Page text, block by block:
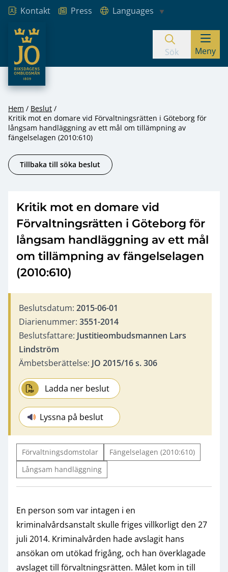
Hoppa till innehåll
Kontakt Press
Languages
JO – Riksdagens Ombudsmän
Sök Meny
Hem
Beslut
Kritik mot en domare vid Förvaltningsrätten i Göteborg för
långsam handläggning av ett mål om tillämpning av
fängelselagen (2010:610)
Tillbaka till söka beslut
Kritik mot en domare vid
Förvaltningsrätten i Göteborg för
långsam handläggning av ett mål
om tillämpning av fängelselagen
(2010:610)
Beslutsdatum: 2015-06-01
Diarienummer: 3551-2014
Beslutsfattare: Justitieombudsmannen Lars
Lindström
Ämbetsberättelse: JO 2015/16 s. 306
Ladda ner beslut
Lyssna på beslut
Förvaltningsdomstolar
Fängelselagen (2010:610)
Långsam handläggning
En person som var intagen i en
kriminalvårdsanstalt skulle friges villkorligt den 27
juli 2014. Kriminalvården hade avslagit hans
ansökan om utökad frigång, och han överklagade
avslaget till förvaltningsrätten. Målet kom in till